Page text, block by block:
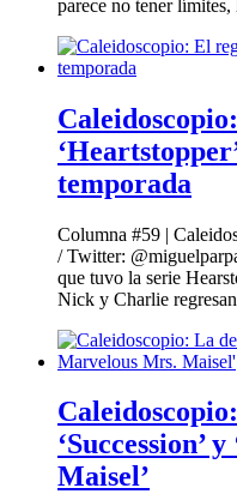
parece no tener
temporada
Columna #59 |
/ Twitter:
que tuvo la serie
Nick y Charlie
‘Succession’
Maisel’